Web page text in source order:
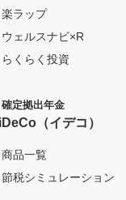
楽ラップ
ウェルスナビ×R
らくらく投資
確定拠出年金
iDeCo（イデコ）
商品一覧
節税シミュレーション